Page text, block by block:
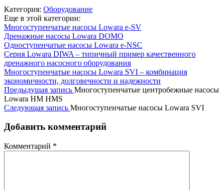
Категория: Оборудование
Еще в этой категории:
Многоступенчатые насосы Lowara e-SV
Дренажные насосы Lowara DOMO
Одноступенчатые насосы Lowara e-NSC
Серия Lowara DIWA – типичный пример качественного
дренажного насосного оборудования
Многоступенчатые насосы Lowara SVI – комбинация
экономичности, долговечности и надежности
Предыдущая запись Многоступенчатые центробежные насосы
Lowara HM HMS
Следующая запись Многоступенчатые насосы Lowara SVI
Добавить комментарий
Комментарий *